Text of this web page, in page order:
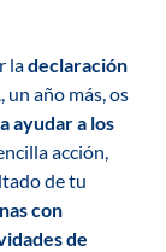
ladeclaración
un año más, os
ayudar a los
acción,
de tu
con
de